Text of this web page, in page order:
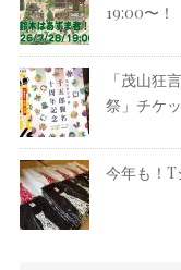
19:00〜！
「茂山狂
祭」チケ
今年も！T